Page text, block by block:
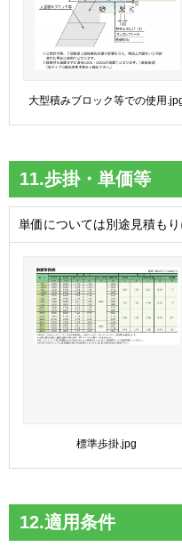
大型積みブロック等での使用
11.歩掛・単価等
単価については別途見積もり
標準歩掛.jpg
12.適用条件